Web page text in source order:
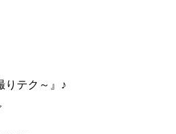
テク～』♪